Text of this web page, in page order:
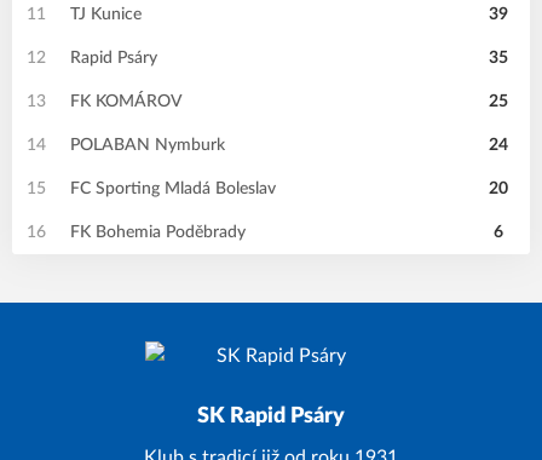
11 TJ Kunice 39
12 Rapid Psáry 35
13 FK KOMÁROV 25
14 POLABAN Nymburk 24
15 FC Sporting Mladá Boleslav 20
16 FK Bohemia Poděbrady 6
SK Rapid Psáry